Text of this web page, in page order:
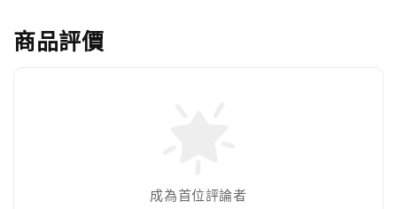
商品評價
成為首位評論者